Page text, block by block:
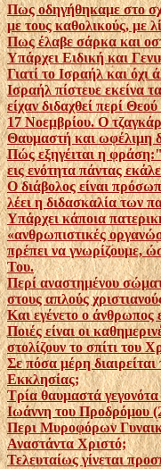
Πως οδηγήθηκαμε στο
με τους καθολικούς, με
Πως έλαβε σάρκα και
Υπάρχει Ειδική και
Γιατί το Ισραήλ και όχι
Ισραήλ πίστευε εκείνα
είχαν διδαχθεί περί
17 Νοεμβρίου. Ο
Θαυμαστή και ωφέλιμη
Πώς εξηγέιται η
εις ενότητα πάντας
Ο διάβολος είναι
λέει η διδασκαλία των
Υπάρχει κάποια
«ανθρωπιστικές
πρέπει να γνωρίζουμε,
Του.
Περί αναστημένου
στους απλούς
Και εγένετο ο άνθρωπος
Ποιές είναι οι
στολίζουν το σπίτι του
Σε πόσα μέρη
Εκκλησίας;
Τρία θαυμαστά γεγονότα
Ιωάννη του Προδρόμου
Περι Μυροφόρων
Αναστάντα Χριστό;
Τελευταίως γίνεται